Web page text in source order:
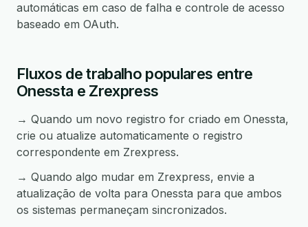
automáticas em caso de falha e controle de acesso
baseado em OAuth.
Fluxos de trabalho populares entre
Onessta e Zrexpress
→ Quando um novo registro for criado em Onessta,
crie ou atualize automaticamente o registro
correspondente em Zrexpress.
→ Quando algo mudar em Zrexpress, envie a
atualização de volta para Onessta para que ambos
os sistemas permaneçam sincronizados.